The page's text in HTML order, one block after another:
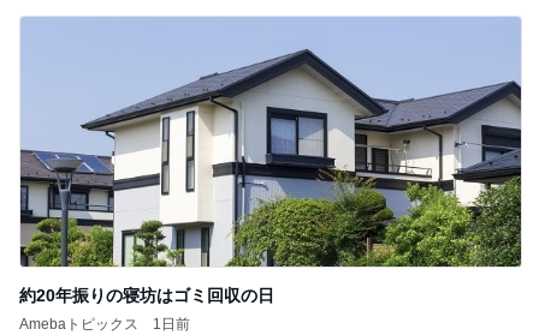
約20年振りの寝坊はゴミ回収の日
Amebaトピックス 1日前